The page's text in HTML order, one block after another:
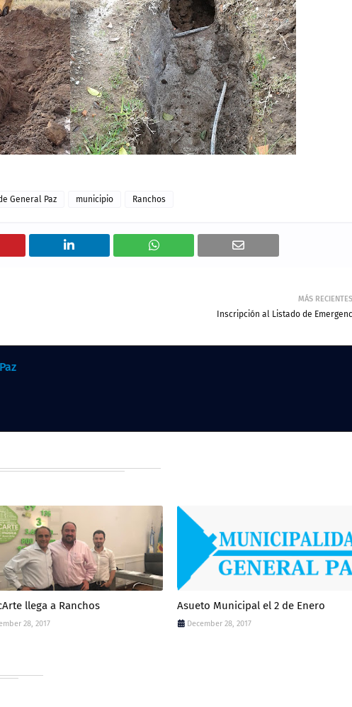
General Paz municipio Ranchos
MÁS RECIENTES
Inscripción al Listado de
llega a Ranchos
28, 2017
Asueto Municipal el 2 de Enero
December 28, 2017